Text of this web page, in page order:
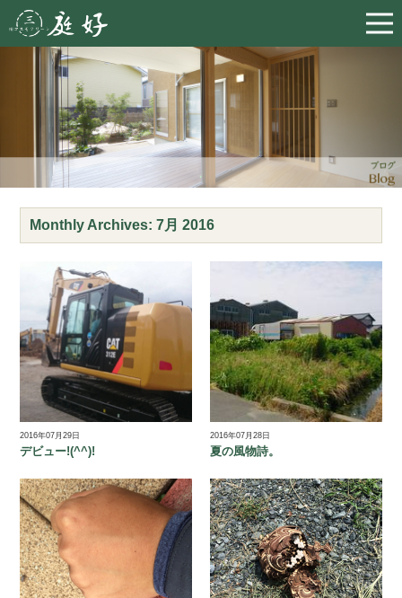
Monthly Archives:7月 2016
2016年07月29日
デビュー!(^^)!
2016年07月28日
夏の風物詩。